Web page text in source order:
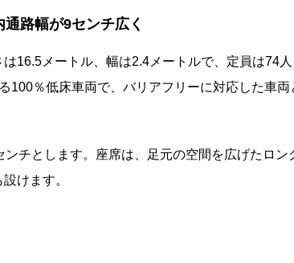
路幅が9センチ広く
16.5メートル、幅は2.4メートルで、定員は74人
100％低床車両で、バリアフリーに対応した車両
チとします。座席は、足元の空間を広げたロン
けます。